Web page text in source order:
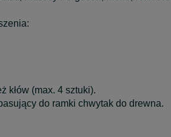
kłów (max. 4 sztuki).
do ramki chwytak do drewna.